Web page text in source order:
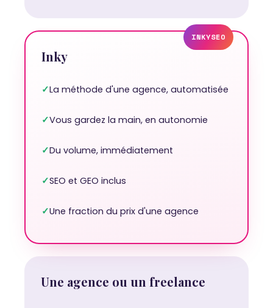
INKYSEO
Inky
✓La méthode d'une agence, automatisée
✓Vous gardez la main, en autonomie
✓Du volume, immédiatement
✓SEO et GEO inclus
✓Une fraction du prix d'une agence
Une agence ou un freelance